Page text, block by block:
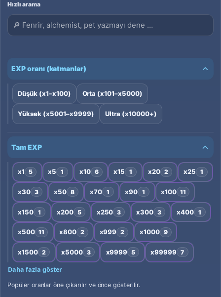
Hızlı arama
EXP oranı (katmanlar)
Düşük (x1–x100) Orta (x101–x5000)
Yüksek (x5001–x9999) Ultra (x10000+)
Tam EXP
x1 5 x5 1 x10 6 x15 1 x20 2 x25 1
x30 3 x50 8 x70 1 x90 1 x100 11
x150 1 x200 5 x250 3 x300 3 x400 1
x500 11 x800 2 x999 2 x1000 9
x1500 2 x5000 3 x9999 5 x99999 7
Daha fazla göster
Popüler oranlar öne çıkarılır ve önce gösterilir.